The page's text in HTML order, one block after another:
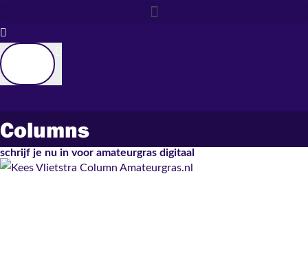
Columns
schrijf je nu in voor amateurgras digitaal